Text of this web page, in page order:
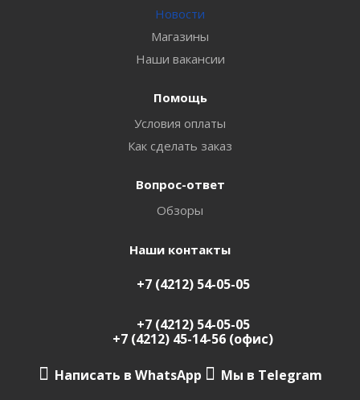
Новости
Магазины
Наши вакансии
Помощь
Условия оплаты
Как сделать заказ
Вопрос-ответ
Обзоры
Наши контакты
+7 (4212) 54-05-05
+7 (4212) 54-05-05
+7 (4212) 45-14-56 (офис)
Написать в WhatsApp Мы в Telegram